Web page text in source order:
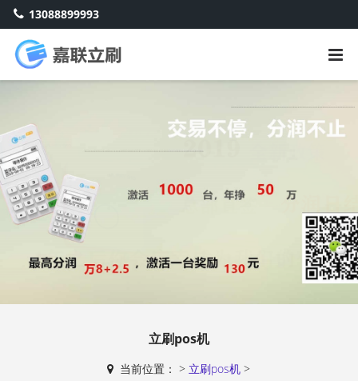
13088899993
立刷pos机
当前位置：> 立刷pos机 >